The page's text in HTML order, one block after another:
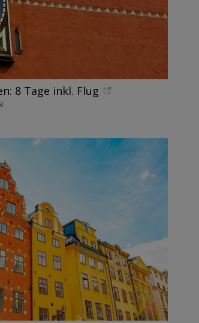
8 Tage inkl. Flug